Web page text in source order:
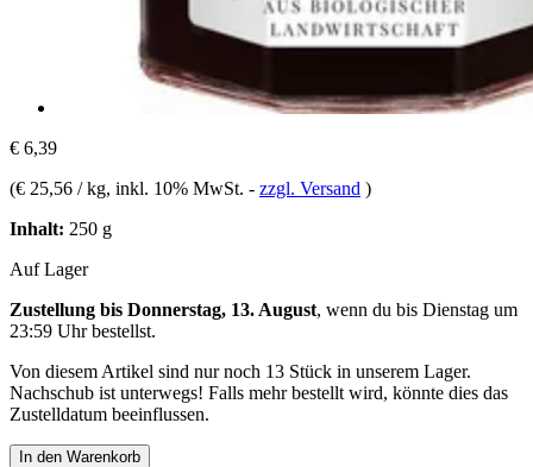
€ 6,39
(€ 25,56 / kg, inkl. 10% MwSt. - zzgl. Versand )
Inhalt: 250 g
Auf Lager
Zustellung bis Donnerstag, 13. August, wenn du bis Dienstag um
23:59 Uhrbestellst.
Von diesem Artikel sind nur noch 13 Stück in unserem Lager.
Nachschub ist unterwegs! Falls mehr bestellt wird, könnte dies das
Zustelldatum beeinflussen.
In den Warenkorb